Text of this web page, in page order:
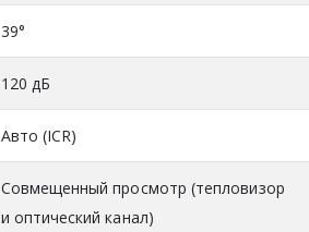
39°
120 дБ
Авто (ICR)
Совмещенный просмотр (тепловизор
и оптический канал)